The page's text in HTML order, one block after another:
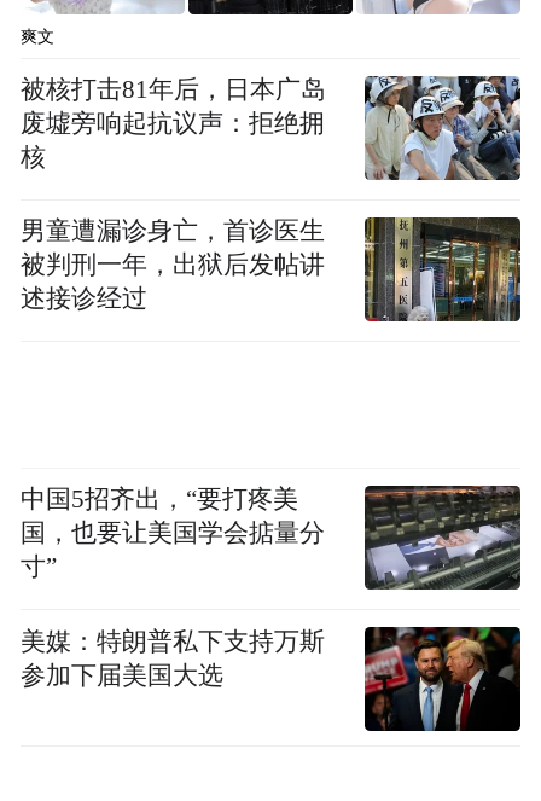
爽文
被核打击81年后，日本广岛
废墟旁响起抗议声：拒绝拥
核
男童遭漏诊身亡，首诊医生
被判刑一年，出狱后发帖讲
述接诊经过
中国5招齐出，“要打疼美
国，也要让美国学会掂量分
寸”
美媒：特朗普私下支持万斯
参加下届美国大选